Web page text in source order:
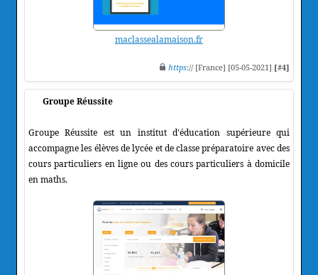
maclassealamaison.fr
https:// [France] [05-05-2021] [#4]
Groupe Réussite
Groupe Réussite est un institut d'éducation supérieure qui
accompagne les élèves de lycée et de classe préparatoire avec des
cours particuliers en ligne ou des cours particuliers à domicile
en maths.